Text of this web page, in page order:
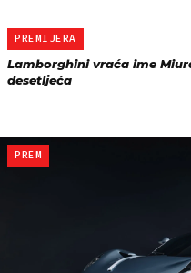
PREMIJERA
Lamborghini vraća ime
desetljeća
PREM